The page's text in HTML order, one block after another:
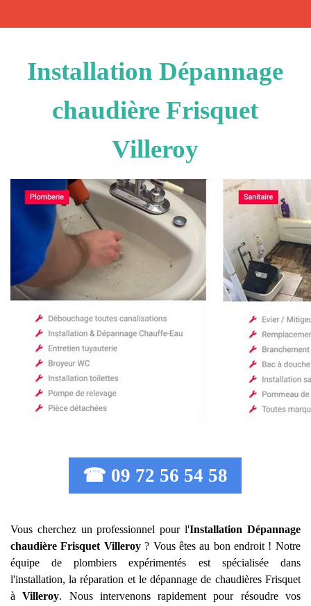
Installation Dépannage
chaudière Frisquet
Villeroy
☎ 09 72 56 54 58
Vous cherchez un professionnel pour l'Installation Dépannage
chaudière Frisquet Villeroy? Vous êtes au bon endroit ! Notre
équipe de plombiers expérimentés est spécialisée dans
l'installation, la réparation et le dépannage de chaudières Frisquet
àVilleroy. Nous intervenons rapidement pour résoudre vos